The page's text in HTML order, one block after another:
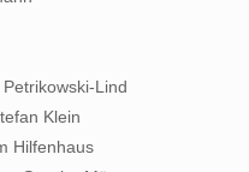
Petrikowski-Lind
Klein
Hilfenhaus